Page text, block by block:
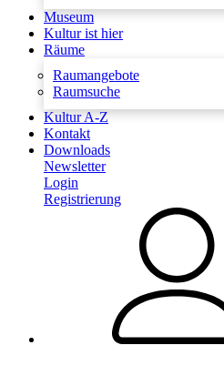
Museum
Kultur ist hier
Räume
Raumangebote
Raumsuche
Kultur A-Z
Kontakt
Downloads
Newsletter
Login
Registrierung